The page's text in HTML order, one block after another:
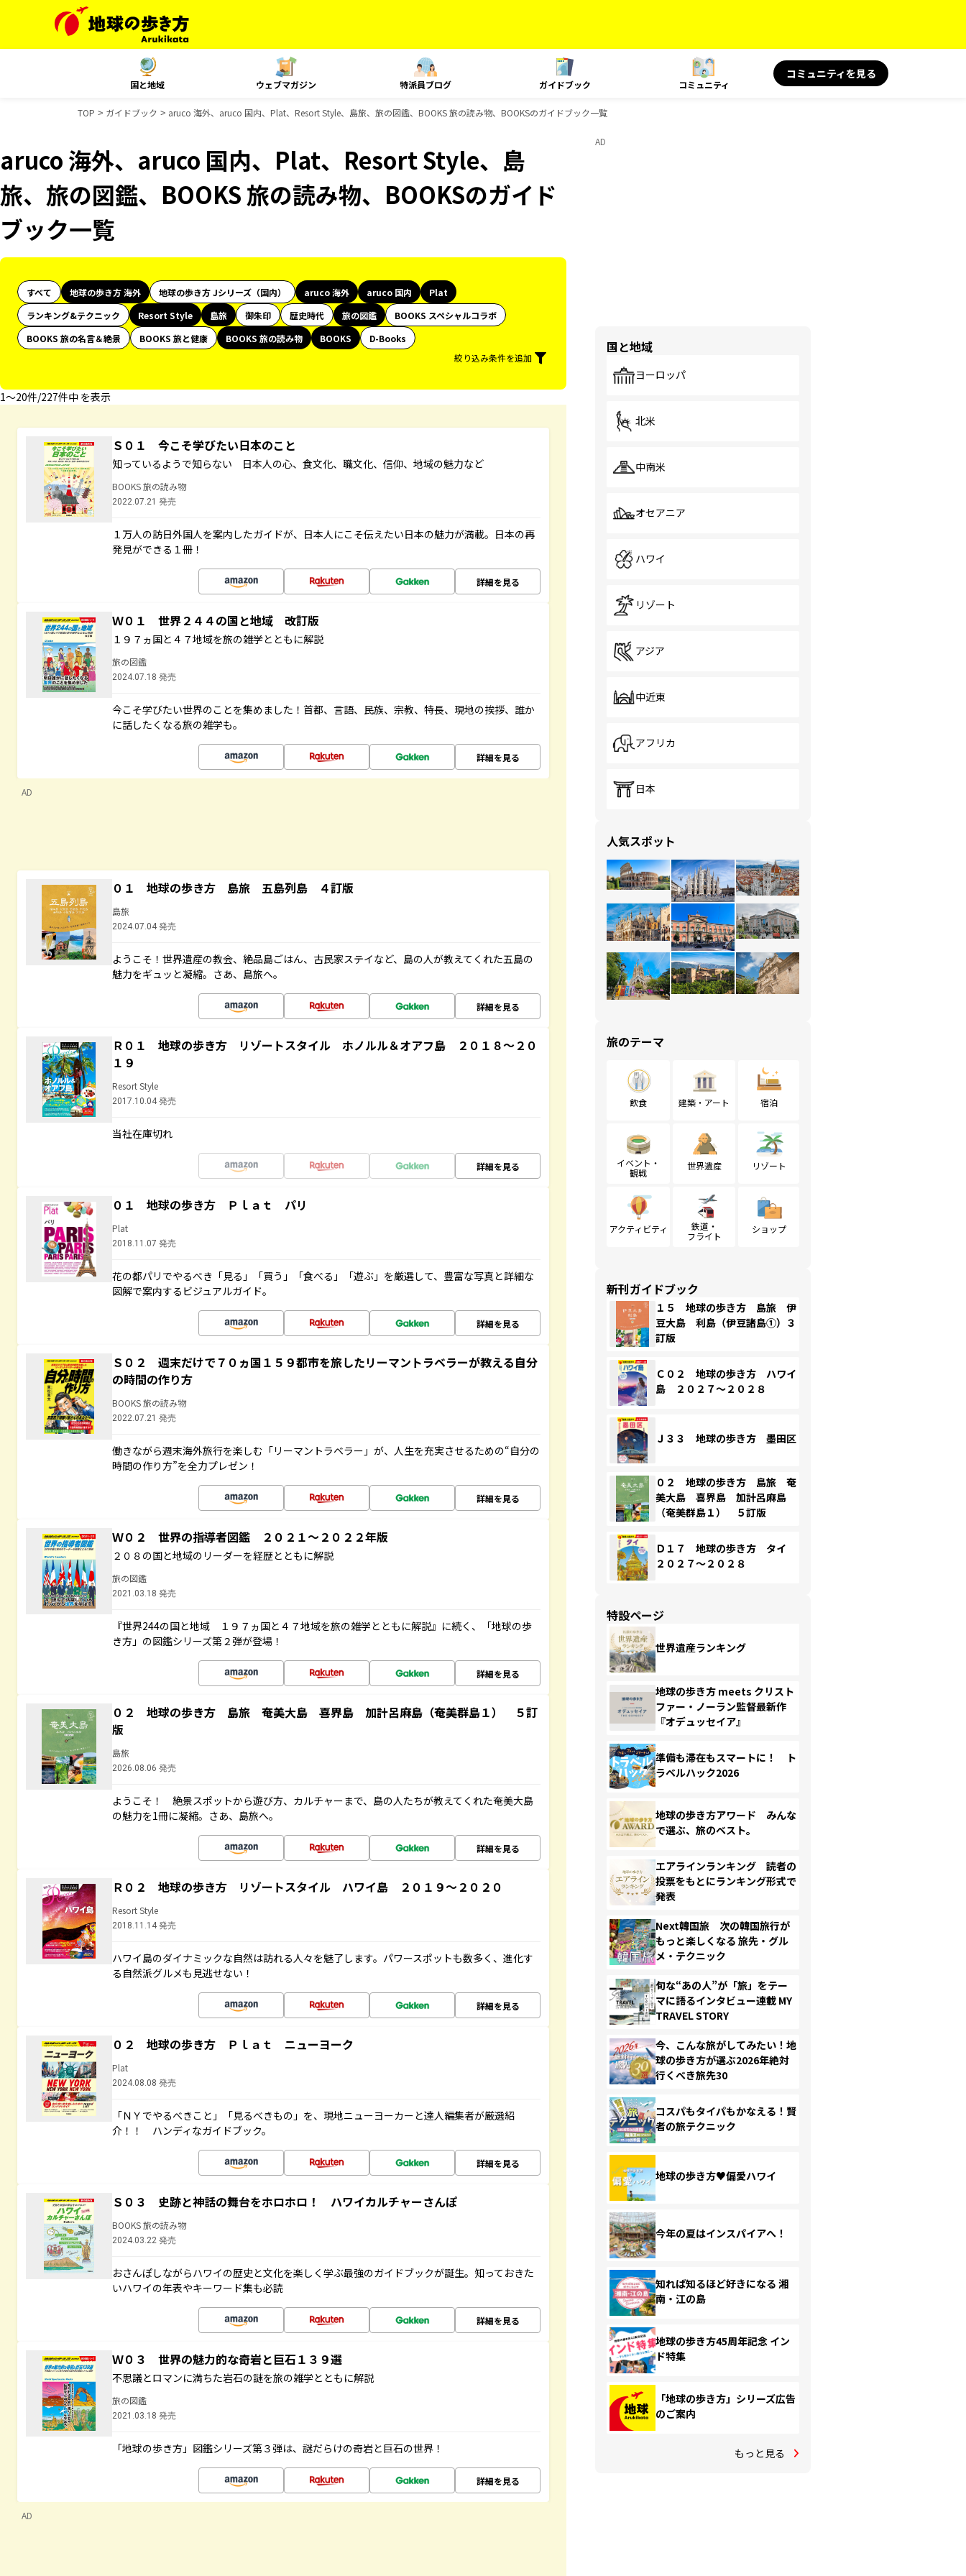
国と地域 ウェブマガジン 特派員ブログ ガイドブック コミュニティ
コミュニティを見る
TOP ガイドブック aruco 海外、aruco 国内、Plat、Resort Style、島旅、旅の図鑑、BOOKS 旅の読み物、BOOKSのガイドブック一覧
aruco 海外、aruco 国内、Plat、Resort Style、島
旅、旅の図鑑、BOOKS 旅の読み物、BOOKSのガイド
ブック一覧
すべて 地球の歩き方 海外 地球の歩き方 Jシリーズ（国内） aruco 海外 aruco 国内
Plat
ランキング&テクニック
Resort Style 島旅 御朱印 歴史時代 旅の図鑑
BOOKS スペシャルコラボ
BOOKS 旅の名言＆絶景
BOOKS 旅と健康 BOOKS 旅の読み物 BOOKS
D-Books
絞り込み条件を追加
1〜20件/227件中 を表示
Ｓ０１ 今こそ学びたい日本のこと
知っているようで知らない 日本人の心、食文化、職文化、信仰、地域の魅力など
BOOKS 旅の読み物
2022.07.21 発売
１万人の訪日外国人を案内したガイドが、日本人にこそ伝えたい日本の魅力が満載。日本の再
発見ができる１冊！
詳細を見る
Ｗ０１ 世界２４４の国と地域 改訂版
１９７ヵ国と４７地域を旅の雑学とともに解説
旅の図鑑
2024.07.18 発売
今こそ学びたい世界のことを集めました！首都、言語、民族、宗教、特長、現地の挨拶、誰か
に話したくなる旅の雑学も。
詳細を見る
AD
０１ 地球の歩き方 島旅 五島列島 ４訂版
島旅
2024.07.04 発売
ようこそ！世界遺産の教会、絶品島ごはん、古民家ステイなど、島の人が教えてくれた五島の
魅力をギュッと凝縮。さあ、島旅へ。
詳細を見る
Ｒ０１ 地球の歩き方 リゾートスタイル ホノルル＆オアフ島 ２０１８～２０
１９
Resort Style
2017.10.04 発売
当社在庫切れ
詳細を見る
０１ 地球の歩き方 Ｐｌａｔ パリ
Plat
2018.11.07 発売
花の都パリでやるべき「見る」「買う」「食べる」「遊ぶ」を厳選して、豊富な写真と詳細な
図解で案内するビジュアルガイド。
詳細を見る
Ｓ０２ 週末だけで７０ヵ国１５９都市を旅したリーマントラベラーが教える自分
の時間の作り方
BOOKS 旅の読み物
2022.07.21 発売
働きながら週末海外旅行を楽しむ「リーマントラベラー」が、人生を充実させるための“自分の
時間の作り方”を全力プレゼン！
詳細を見る
Ｗ０２ 世界の指導者図鑑 ２０２１～２０２２年版
２０８の国と地域のリーダーを経歴とともに解説
旅の図鑑
2021.03.18 発売
『世界244の国と地域 １９７ヵ国と４７地域を旅の雑学とともに解説』に続く、「地球の歩
き方」の図鑑シリーズ第２弾が登場！
詳細を見る
０２ 地球の歩き方 島旅 奄美大島 喜界島 加計呂麻島（奄美群島１） ５訂
版
島旅
2026.08.06 発売
ようこそ！ 絶景スポットから遊び方、カルチャーまで、島の人たちが教えてくれた奄美大島
の魅力を1冊に凝縮。さあ、島旅へ。
詳細を見る
Ｒ０２ 地球の歩き方 リゾートスタイル ハワイ島 ２０１９～２０２０
Resort Style
2018.11.14 発売
ハワイ島のダイナミックな自然は訪れる人々を魅了します。パワースポットも数多く、進化す
る自然派グルメも見逃せない！
詳細を見る
０２ 地球の歩き方 Ｐｌａｔ ニューヨーク
Plat
2024.08.08 発売
「ＮＹでやるべきこと」「見るべきもの」を、現地ニューヨーカーと達人編集者が厳選紹
介！！ ハンディなガイドブック。
詳細を見る
Ｓ０３ 史跡と神話の舞台をホロホロ！ ハワイカルチャーさんぽ
BOOKS 旅の読み物
2024.03.22 発売
おさんぽしながらハワイの歴史と文化を楽しく学ぶ最強のガイドブックが誕生。知っておきた
いハワイの年表やキーワード集も必読
詳細を見る
Ｗ０３ 世界の魅力的な奇岩と巨石１３９選
不思議とロマンに満ちた岩石の謎を旅の雑学とともに解説
旅の図鑑
2021.03.18 発売
「地球の歩き方」図鑑シリーズ第３弾は、謎だらけの奇岩と巨石の世界！
詳細を見る
AD
AD
国と地域
ヨーロッパ
北米
中南米
オセアニア
ハワイ
リゾート
アジア
中近東
アフリカ
日本
人気スポット
旅のテーマ
飲食 建築・アート 宿泊
イベント・
観戦
世界遺産 リゾート
アクティビティ
鉄道・
フライト
ショップ
新刊ガイドブック
１５ 地球の歩き方 島旅 伊
豆大島 利島（伊豆諸島①）３
訂版
Ｃ０２ 地球の歩き方 ハワイ
島 ２０２７～２０２８
Ｊ３３ 地球の歩き方 墨田区
０２ 地球の歩き方 島旅 奄
美大島 喜界島 加計呂麻島
（奄美群島１） ５訂版
Ｄ１７ 地球の歩き方 タイ
２０２７～２０２８
特設ページ
世界遺産ランキング
地球の歩き方 meets クリスト
ファー・ノーラン監督最新作
『オデュッセイア』
準備も滞在もスマートに！ ト
ラベルハック2026
地球の歩き方アワード みんな
で選ぶ、旅のベスト。
エアラインランキング 読者の
投票をもとにランキング形式で
発表
Next韓国旅 次の韓国旅行が
もっと楽しくなる 旅先・グル
メ・テクニック
旬な“あの人”が「旅」をテー
マに語るインタビュー連載 MY
TRAVEL STORY
今、こんな旅がしてみたい！地
球の歩き方が選ぶ2026年絶対
行くべき旅先30
コスパもタイパもかなえる！賢
者の旅テクニック
地球の歩き方♥偏愛ハワイ
今年の夏はインスパイアへ！
知れば知るほど好きになる 湘
南・江の島
地球の歩き方45周年記念 イン
ド特集
「地球の歩き方」シリーズ広告
のご案内
もっと見る